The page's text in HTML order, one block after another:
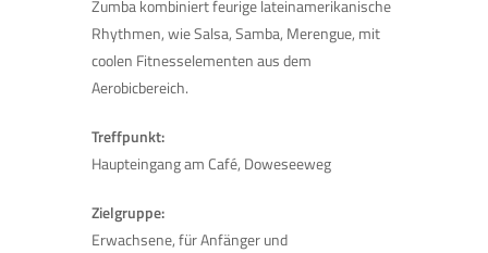
Zumba kombiniert feurige lateinamerikanische
Rhythmen, wie Salsa, Samba, Merengue, mit
coolen Fitnesselementen aus dem
Aerobicbereich.
Treffpunkt:
Haupteingang am Café, Doweseeweg
Zielgruppe:
Erwachsene, für Anfänger und